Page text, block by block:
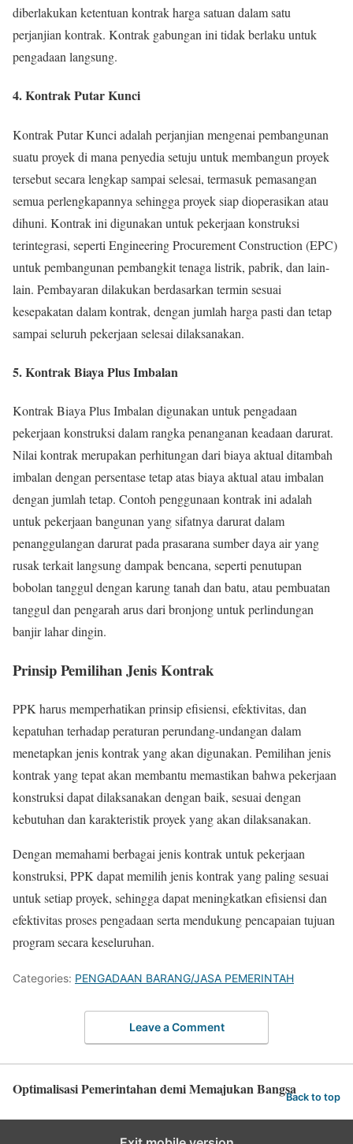
diberlakukan ketentuan kontrak harga satuan dalam satu
perjanjian kontrak. Kontrak gabungan ini tidak berlaku untuk
pengadaan langsung.
4. Kontrak Putar Kunci
Kontrak Putar Kunci adalah perjanjian mengenai pembangunan
suatu proyek di mana penyedia setuju untuk membangun proyek
tersebut secara lengkap sampai selesai, termasuk pemasangan
semua perlengkapannya sehingga proyek siap dioperasikan atau
dihuni. Kontrak ini digunakan untuk pekerjaan konstruksi
terintegrasi, seperti Engineering Procurement Construction (EPC)
untuk pembangunan pembangkit tenaga listrik, pabrik, dan lain-
lain. Pembayaran dilakukan berdasarkan termin sesuai
kesepakatan dalam kontrak, dengan jumlah harga pasti dan tetap
sampai seluruh pekerjaan selesai dilaksanakan.
5. Kontrak Biaya Plus Imbalan
Kontrak Biaya Plus Imbalan digunakan untuk pengadaan
pekerjaan konstruksi dalam rangka penanganan keadaan darurat.
Nilai kontrak merupakan perhitungan dari biaya aktual ditambah
imbalan dengan persentase tetap atas biaya aktual atau imbalan
dengan jumlah tetap. Contoh penggunaan kontrak ini adalah
untuk pekerjaan bangunan yang sifatnya darurat dalam
penanggulangan darurat pada prasarana sumber daya air yang
rusak terkait langsung dampak bencana, seperti penutupan
bobolan tanggul dengan karung tanah dan batu, atau pembuatan
tanggul dan pengarah arus dari bronjong untuk perlindungan
banjir lahar dingin.
Prinsip Pemilihan Jenis Kontrak
PPK harus memperhatikan prinsip efisiensi, efektivitas, dan
kepatuhan terhadap peraturan perundang-undangan dalam
menetapkan jenis kontrak yang akan digunakan. Pemilihan jenis
kontrak yang tepat akan membantu memastikan bahwa pekerjaan
konstruksi dapat dilaksanakan dengan baik, sesuai dengan
kebutuhan dan karakteristik proyek yang akan dilaksanakan.
Dengan memahami berbagai jenis kontrak untuk pekerjaan
konstruksi, PPK dapat memilih jenis kontrak yang paling sesuai
untuk setiap proyek, sehingga dapat meningkatkan efisiensi dan
efektivitas proses pengadaan serta mendukung pencapaian tujuan
program secara keseluruhan.
Categories: PENGADAAN BARANG/JASA PEMERINTAH
Leave a Comment
Optimalisasi Pemerintahan demi Memajukan BangsaBack to top